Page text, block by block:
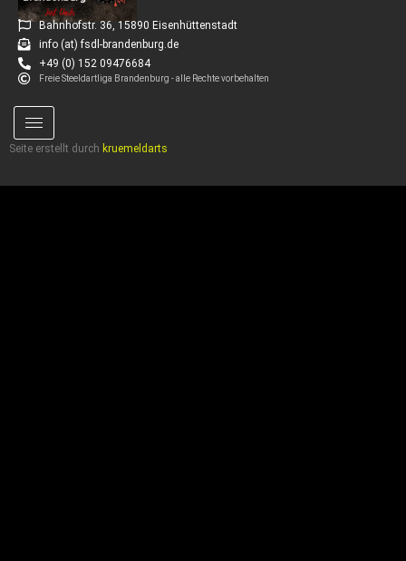
Bahnhofstr. 36, 15890 Eisenhüttenstadt
info (at) fsdl-brandenburg.de
+49 (0) 152 09476684
Freie Steeldartliga Brandenburg - alle Rechte vorbehalten
Seite erstellt durch kruemeldarts